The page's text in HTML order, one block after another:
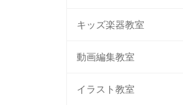
キッズ楽器教室
動画編集教室
イラスト教室